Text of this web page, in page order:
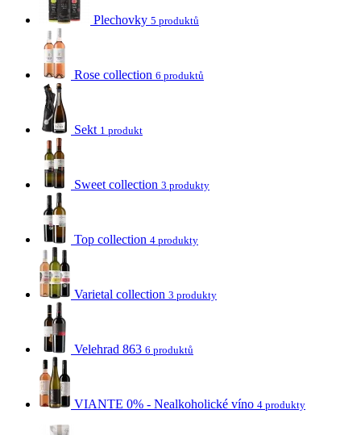
Plechovky 5 produktů
Rose collection 6 produktů
Sekt 1 produkt
Sweet collection 3 produkty
Top collection 4 produkty
Varietal collection 3 produkty
Velehrad 863 6 produktů
VIANTE 0% - Nealkoholické víno 4 produkty